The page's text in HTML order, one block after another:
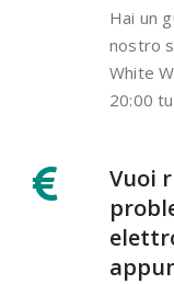
Hai un
nostro
White
20:00
Vuoi